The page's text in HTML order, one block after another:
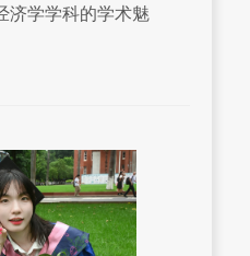
济学学科的学术魅